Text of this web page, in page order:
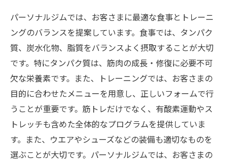
パーソナルジムでは、お客さまに最適な食事とトレーニ
ングのバランスを提案しています。食事では、タンパク
質、炭水化物、脂質をバランスよく摂取することが大切
です。特にタンパク質は、筋肉の成長・修復に必要不可
欠な栄養素です。また、トレーニングでは、お客さまの
目的に合わせたメニューを用意し、正しいフォームで行
うことが重要です。筋トレだけでなく、有酸素運動やス
トレッチも含めた全体的なプログラムを提供していま
す。また、ウエアやシューズなどの装備も適切なものを
選ぶことが大切です。パーソナルジムでは、お客さまの